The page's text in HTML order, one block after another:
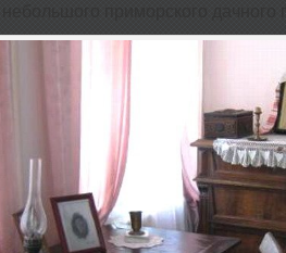
небольшого приморского дачного